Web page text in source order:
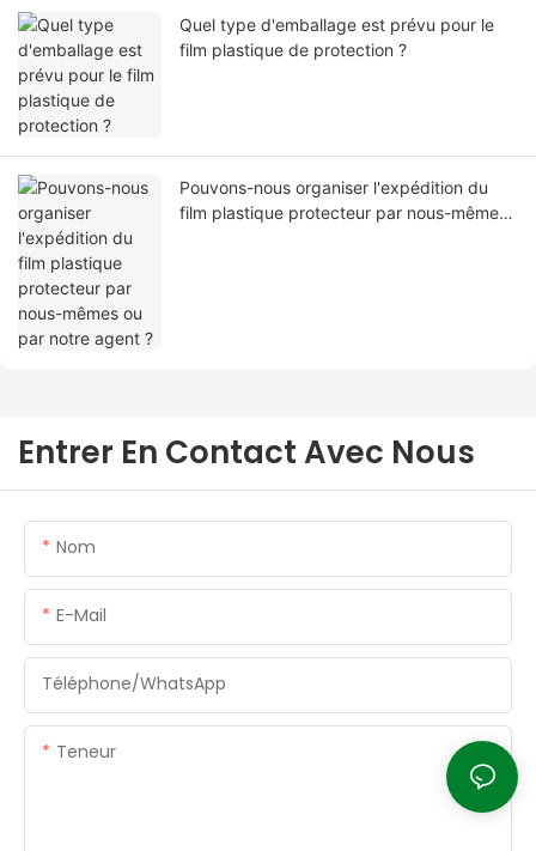
Quel type d'emballage est prévu pour le
film plastique de protection ?
Pouvons-nous organiser l'expédition du
film plastique protecteur par nous-mêmes
Entrer En Contact Avec Nous
Nom
E-Mail
Téléphone/WhatsApp
Teneur